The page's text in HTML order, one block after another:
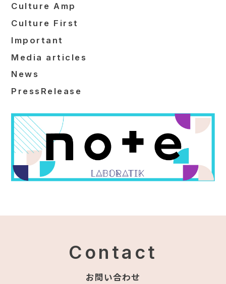
Culture Amp
Culture First
Important
Media articles
News
PressRelease
Contact
お問い合わせ